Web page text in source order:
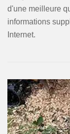
d'une meilleure
informations
Internet.